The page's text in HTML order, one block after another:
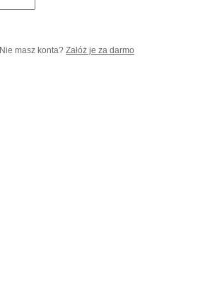
Nie masz konta? Załóż je za darmo